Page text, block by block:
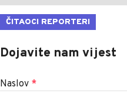
ČITAOCI REPORTERI
Dojavite nam vijest
Naslov *